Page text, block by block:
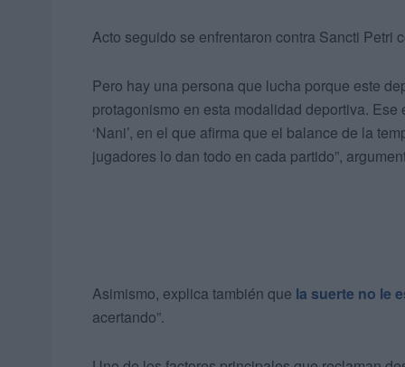
Acto seguido se enfrentaron contra Sancti Petri
Pero hay una persona que lucha porque este
protagonismo en esta modalidad deportiva.
‘Nani’, en el que afirma que el balance de la
jugadores lo dan todo en cada partido”,
Asimismo, explica también que la suerte no le
acertando”.